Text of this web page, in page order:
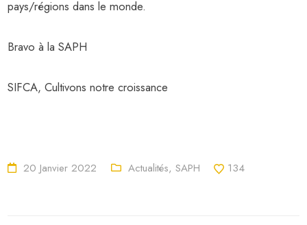
pays/régions dans le monde.
Bravo à la SAPH
SIFCA, Cultivons notre croissance
20 Janvier 2022 Actualités, SAPH 134